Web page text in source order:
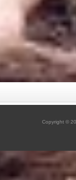
Copyright ©